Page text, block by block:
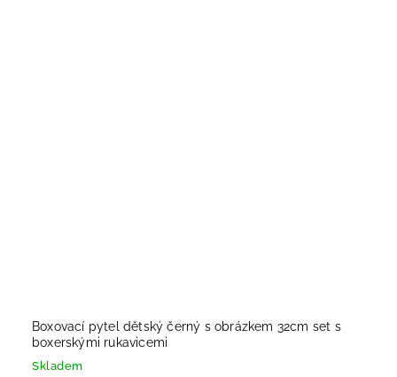
Boxovací pytel dětský černý s obrázkem 32cm set s
boxerskými rukavicemi
Skladem